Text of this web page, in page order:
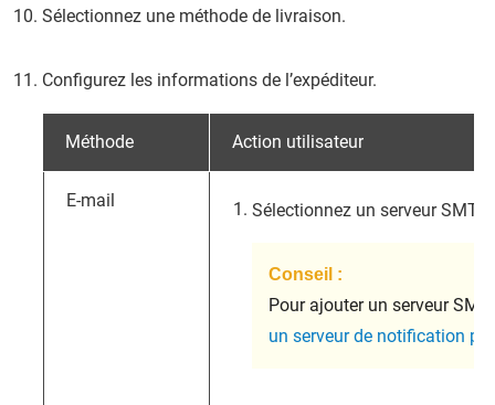
Sélectionnez une méthode de livraison.
Configurez les informations de l’expéditeur.
Méthode Action utilisateur
E-mail Sélectionnez un serveur SMTP.
Conseil :
Pour ajouter un serveur
un serveur de notification